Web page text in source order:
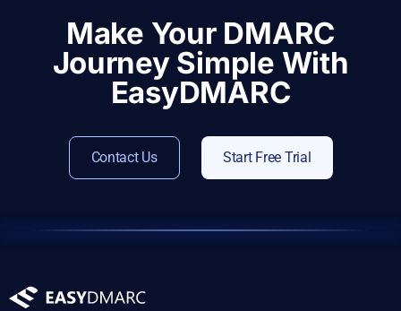
Make Your DMARC
Journey Simple With
EasyDMARC
Contact Us Start Free Trial